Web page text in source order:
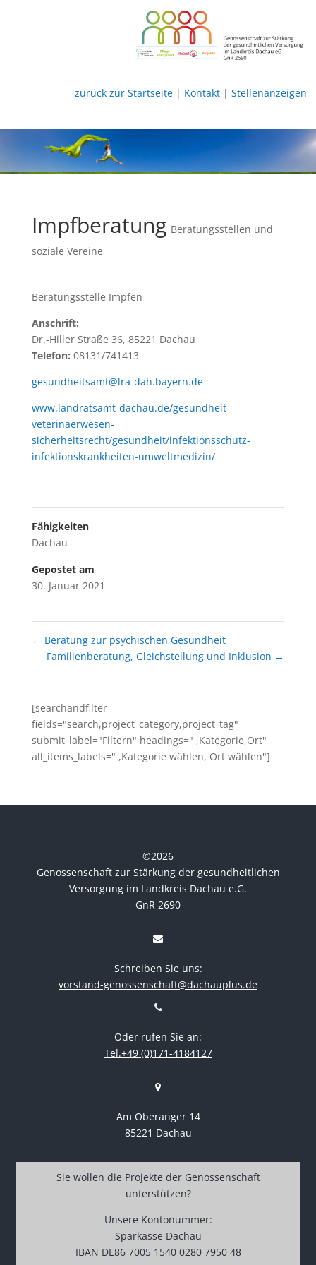
zurück zur Startseite| Kontakt| Stellenanzeigen
Impfberatung Beratungsstellen und
soziale Vereine
Beratungsstelle Impfen
Anschrift:
Dr.-Hiller Straße 36, 85221 Dachau
Telefon: 08131/741413
gesundheitsamt@lra-dah.bayern.de
www.landratsamt-dachau.de/gesundheit-
veterinaerwesen-
sicherheitsrecht/gesundheit/infektionsschutz-
infektionskrankheiten-umweltmedizin/
Fähigkeiten
Dachau
Gepostet am
30. Januar 2021
← Beratung zur psychischen Gesundheit
Familienberatung, Gleichstellung und Inklusion →
[searchandfilter
fields="search,project_category,project_tag"
submit_label="Filtern" headings=" ,Kategorie,Ort"
all_items_labels=" ,Kategorie wählen, Ort wählen"]
©2026
Genossenschaft zur Stärkung der gesundheitlichen
Versorgung im Landkreis Dachau e.G.
GnR 2690
Schreiben Sie uns:
vorstand-genossenschaft@dachauplus.de
Oder rufen Sie an:
Tel.+49 (0)171-4184127
Am Oberanger 14
85221 Dachau
Sie wollen die Projekte der Genossenschaft
unterstützen?
Unsere Kontonummer:
Sparkasse Dachau
IBAN DE86 7005 1540 0280 7950 48